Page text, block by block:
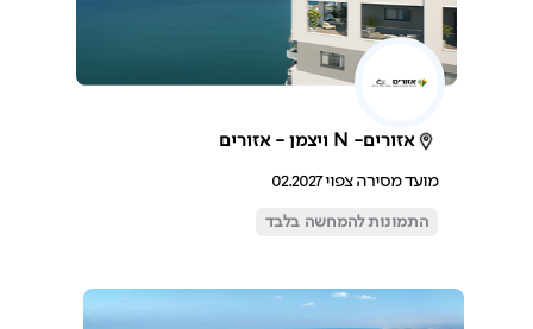
אזורים- N ויצמן - אזורים
מועד מסירה צפוי 02.2027
התמונות להמחשה בלבד